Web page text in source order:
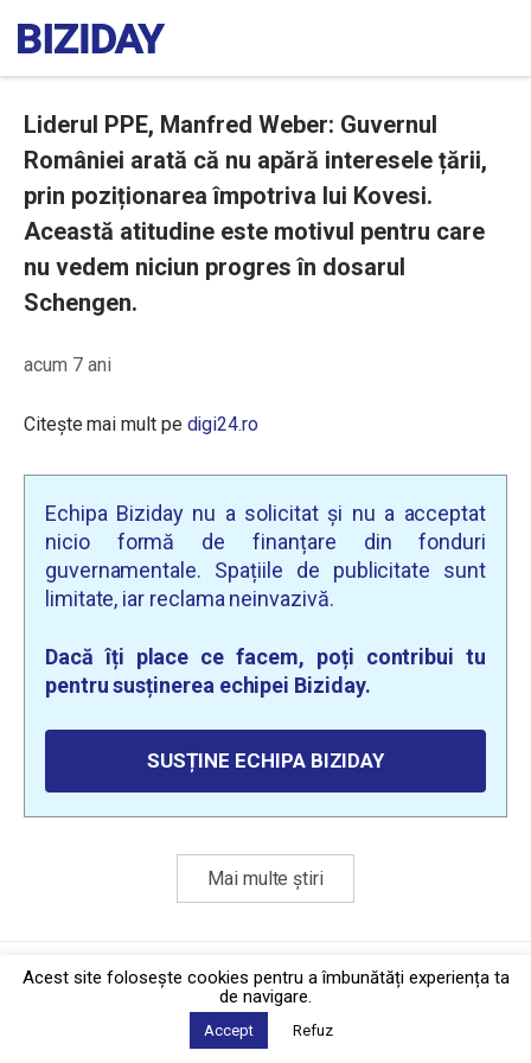
Liderul PPE, Manfred Weber: Guvernul
României arată că nu apără interesele țării,
prin poziționarea împotriva lui Kovesi.
Această atitudine este motivul pentru care
nu vedem niciun progres în dosarul
Schengen.
acum 7 ani
Citește mai mult pe digi24.ro
Echipa Biziday nu a solicitat și nu a acceptat
nicio formă de finanțare din fonduri
guvernamentale. Spațiile de publicitate sunt
limitate, iar reclama neinvazivă.
Dacă îți place ce facem, poți contribui tu
pentru susținerea echipei Biziday.
SUSȚINE ECHIPA BIZIDAY
Mai multe știri
Politica de confidențialitate·Contact
2026 © Biziday
Acest site foloseşte cookies pentru a îmbunătăți experiența ta
de navigare.
Accept Refuz